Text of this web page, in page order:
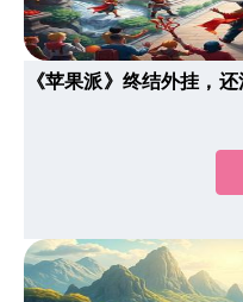
《苹果派》终结外挂，